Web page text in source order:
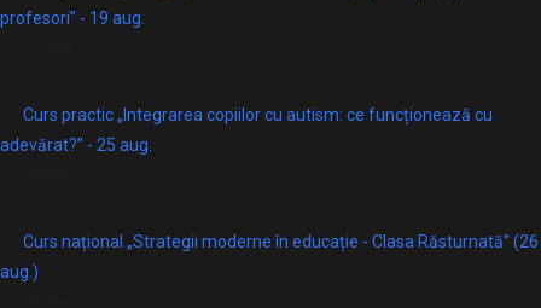
profesori” - 19 aug.
Curs practic „Integrarea copiilor cu autism: ce funcționează cu
adevărat?” - 25 aug.
Curs național „Strategii moderne în educație - Clasa Răsturnată” (26
aug.)